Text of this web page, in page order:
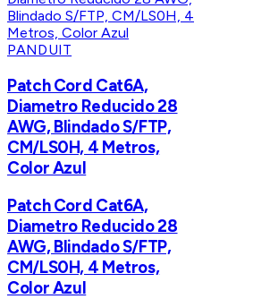
PANDUIT
Patch Cord Cat6A,
Diametro Reducido 28
AWG, Blindado S/FTP,
CM/LS0H, 4 Metros,
Color Azul
Patch Cord Cat6A,
Diametro Reducido 28
AWG, Blindado S/FTP,
CM/LS0H, 4 Metros,
Color Azul